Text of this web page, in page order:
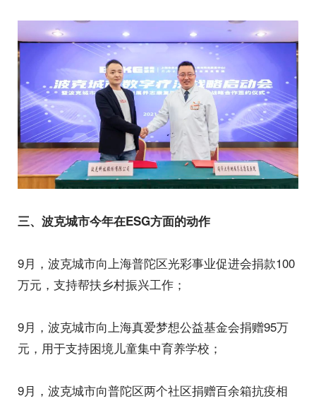
三、波克城市今年在ESG方面的动作
9月，波克城市向上海普陀区光彩事业促进会捐款100
万元，支持帮扶乡村振兴工作；
9月，波克城市向上海真爱梦想公益基金会捐赠95万
元，用于支持困境儿童集中育养学校；
9月，波克城市向普陀区两个社区捐赠百余箱抗疫相